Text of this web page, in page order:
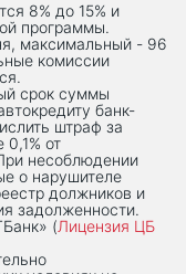
8% до 15% и
программы.
максимальный - 96
комиссии
срок суммы
банк-
штраф за
от
несоблюдении
о нарушителе
должников и
задолженности.
(Лицензия ЦБ